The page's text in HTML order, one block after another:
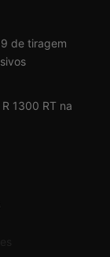
de tiragem
1300 RT na